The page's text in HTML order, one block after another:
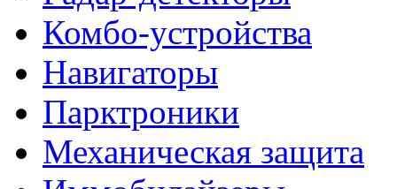
Комбо-устройства
Навигаторы
Парктроники
Механическая защита